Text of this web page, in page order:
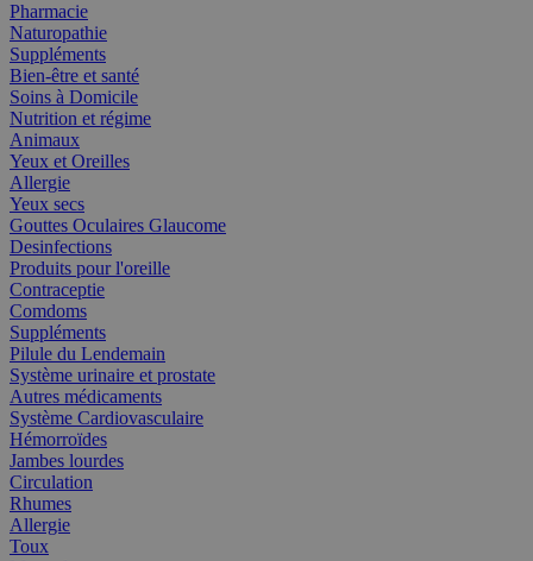
Pharmacie
Naturopathie
Suppléments
Bien-être et santé
Soins à Domicile
Nutrition et régime
Animaux
Yeux et Oreilles
Allergie
Yeux secs
Gouttes Oculaires Glaucome
Desinfections
Produits pour l'oreille
Contraceptie
Comdoms
Suppléments
Pilule du Lendemain
Système urinaire et prostate
Autres médicaments
Système Cardiovasculaire
Hémorroïdes
Jambes lourdes
Circulation
Rhumes
Allergie
Toux